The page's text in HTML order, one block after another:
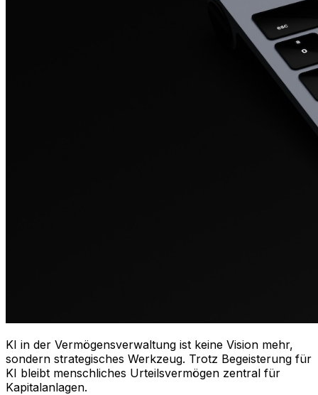
KI in der Vermögensverwaltung ist keine Vision mehr,
sondern strategisches Werkzeug. Trotz Begeisterung für
KI bleibt menschliches Urteilsvermögen zentral für
Kapitalanlagen.